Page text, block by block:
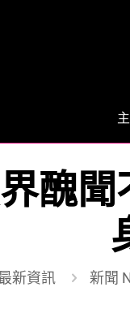
醜
新資訊 新聞